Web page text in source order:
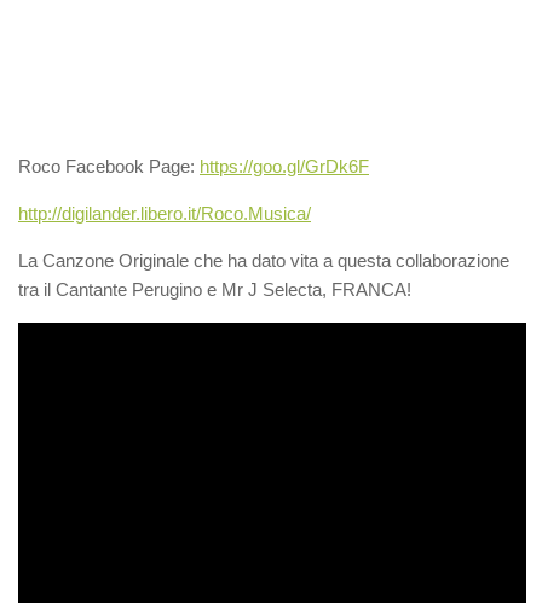
Roco Facebook Page: https://goo.gl/GrDk6F
http://digilander.libero.it/Roco.Musica/
La Canzone Originale che ha dato vita a questa collaborazione
tra il Cantante Perugino e Mr J Selecta, FRANCA!